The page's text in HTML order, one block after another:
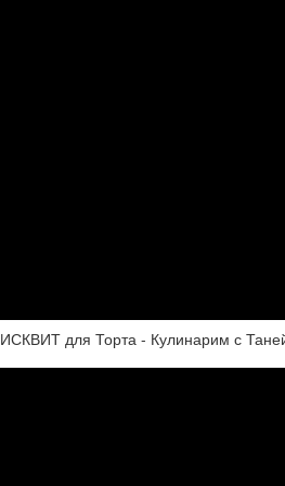
для Торта - Кулинарим с